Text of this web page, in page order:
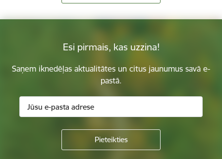
Esi pirmais, kas uzzina!
Saņem iknedēļas aktualitātes un citus jaunumus savā e-
pastā.